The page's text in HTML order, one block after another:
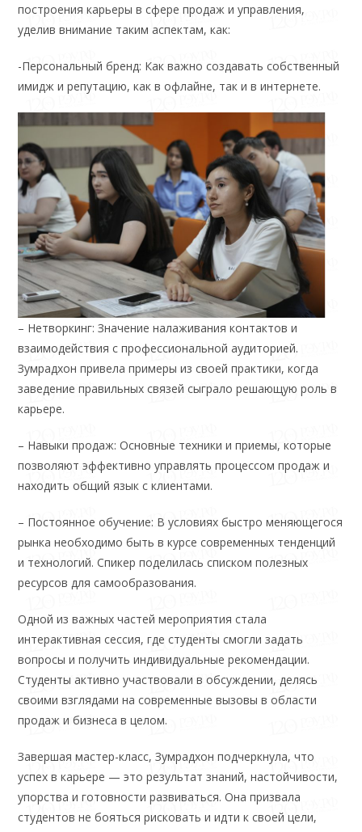
построения карьеры в сфере продаж и управления,
уделив внимание таким аспектам, как:
-Персональный бренд: Как важно создавать собственный
имидж и репутацию, как в офлайне, так и в интернете.
– Нетворкинг: Значение налаживания контактов и
взаимодействия с профессиональной аудиторией.
Зумрадхон привела примеры из своей практики, когда
заведение правильных связей сыграло решающую роль в
карьере.
– Навыки продаж: Основные техники и приемы, которые
позволяют эффективно управлять процессом продаж и
находить общий язык с клиентами.
– Постоянное обучение: В условиях быстро меняющегося
рынка необходимо быть в курсе современных тенденций
и технологий. Спикер поделилась списком полезных
ресурсов для самообразования.
Одной из важных частей мероприятия стала
интерактивная сессия, где студенты смогли задать
вопросы и получить индивидуальные рекомендации.
Студенты активно участвовали в обсуждении, делясь
своими взглядами на современные вызовы в области
продаж и бизнеса в целом.
Завершая мастер-класс, Зумрадхон подчеркнула, что
успех в карьере — это результат знаний, настойчивости,
упорства и готовности развиваться. Она призвала
студентов не бояться рисковать и идти к своей цели,